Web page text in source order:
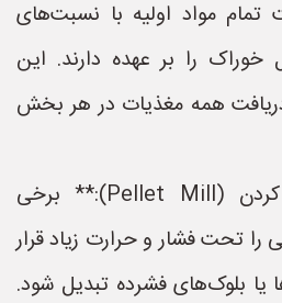
مواد اولیه با نسبت‌های
را بر عهده دارند. این
دریافت همه مغذیات در هر بخش
۳. **فرم‌گیری/گرانوله کردن (Pellet Mill):** برخی
را تحت فشار و حرارت زیاد قرار
یا بلوک‌های فشرده تبدیل شود.